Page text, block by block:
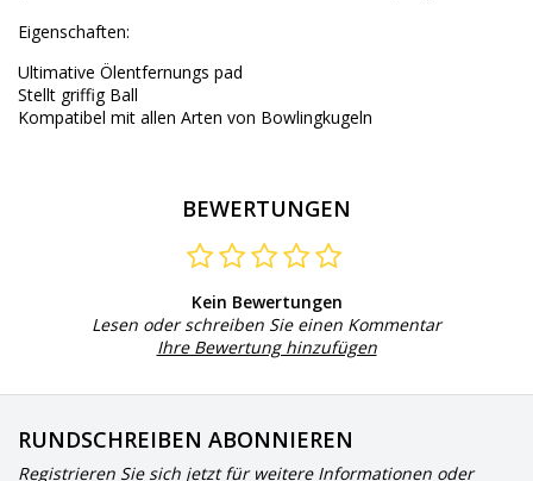
Eigenschaften:
Ultimative Ölentfernungs pad
Stellt griffig Ball
Kompatibel mit allen Arten von Bowlingkugeln
BEWERTUNGEN
Kein Bewertungen
Lesen oder schreiben Sie einen Kommentar
Ihre Bewertung hinzufügen
RUNDSCHREIBEN ABONNIEREN
Registrieren Sie sich jetzt für weitere Informationen oder